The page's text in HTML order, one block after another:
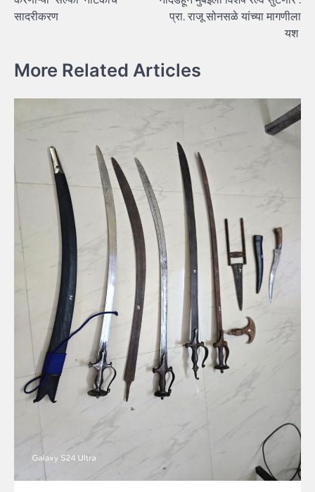
सादरीकरण
प्रा. राजू सोनसळे यांच्या मागणीला
यश
More Related Articles